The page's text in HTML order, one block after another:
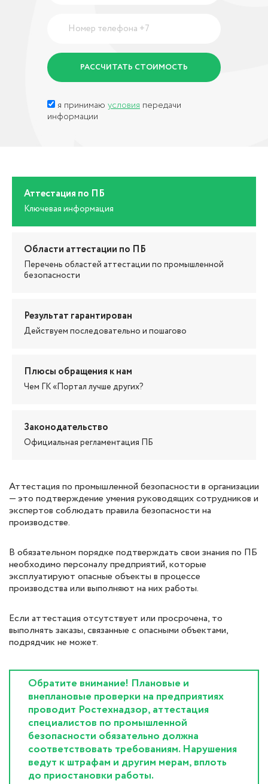
я принимаю условия передачи
информации
Аттестация по ПБ
Ключевая информация
Области аттестации по ПБ
Перечень областей аттестации по промышленной
безопасности
Результат гарантирован
Действуем последовательно и пошагово
Плюсы обращения к нам
Чем ГК «Портал лучше других?
Законодательство
Официальная регламентация ПБ
Аттестация по промышленной безопасности в организации
— это подтверждение умения руководящих сотрудников и
экспертов соблюдать правила безопасности на
производстве.
В обязательном порядке подтверждать свои знания по ПБ
необходимо персоналу предприятий, которые
эксплуатируют опасные объекты в процессе
производства или выполняют на них работы.
Если аттестация отсутствует или просрочена, то
выполнять заказы, связанные с опасными объектами,
подрядчик не может.
Обратите внимание! Плановые и
внеплановые проверки на предприятиях
проводит Ростехнадзор, аттестация
специалистов по промышленной
безопасности обязательно должна
соответствовать требованиям. Нарушения
ведут к штрафам и другим мерам, вплоть
до приостановки работы.